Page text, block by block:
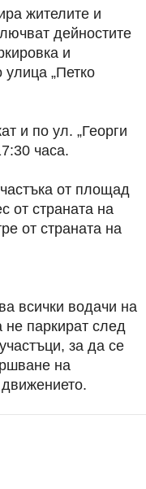
жителите и
дейностите
и
„Петко
и по ул. „Георги
часа.
от площад
от страната на
от страната на
всички водачи на
не паркират след
за да се
на